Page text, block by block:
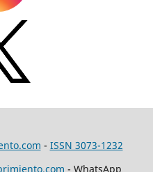
- ISSN 3073-1232
- WhatsApp